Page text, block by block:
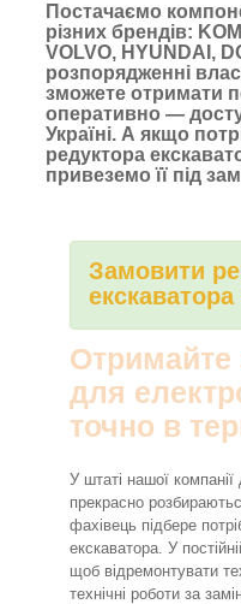
Постачаємо
різних брендів:
VOLVO, HYUNDAI,
розпорядженні
зможете отримати
оперативно —
Україні. А якщо
редуктора
привеземо її під
Замовити
Отримайте
для
точно в
У штаті нашої компанії
прекрасно
фахівець підбере
екскаватора. У
щоб відремонтувати
технічні роботи за